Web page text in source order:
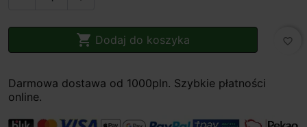
 Dodaj do koszyka favorite_border
Darmowa dostawa od 1000pln. Szybkie płatności
online.